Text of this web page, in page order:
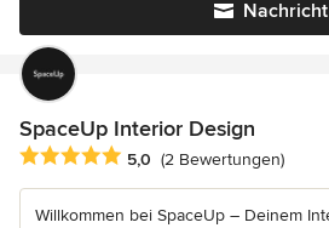
Nachricht
SpaceUp Interior Design
Durchschnittliche Bewertung: 5 von
5,0 (2 Bewertungen)
Willkommen bei SpaceUp – Deinem